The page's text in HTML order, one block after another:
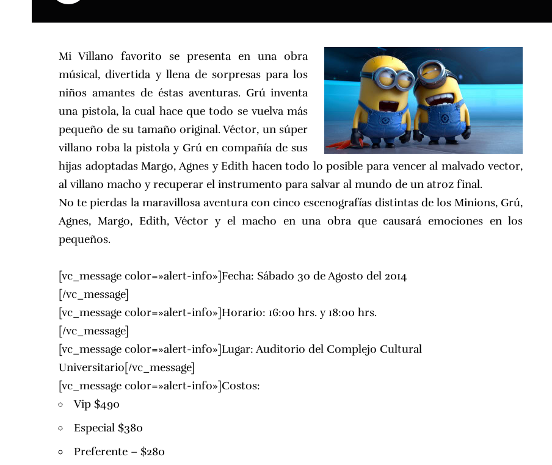
Mi Villano favorito se presenta en una obra
músical, divertida y llena de sorpresas para los
niños amantes de éstas aventuras. Grú inventa
una pistola, la cual hace que todo se vuelva más
pequeño de su tamaño original. Véctor, un súper
villano roba la pistola y Grú en compañía de sus
hijas adoptadas Margo, Agnes y Edith hacen todo lo posible para vencer al malvado vector,
al villano macho y recuperar el instrumento para salvar al mundo de un atroz final.
No te pierdas la maravillosa aventura con cinco escenografías distintas de los Minions, Grú,
Agnes, Margo, Edith, Véctor y el macho en una obra que causará emociones en los
pequeños.
[vc_message color=»alert-info»]Fecha: Sábado 30 de Agosto del 2014
[/vc_message]
[vc_message color=»alert-info»]Horario: 16:00 hrs. y 18:00 hrs.
[/vc_message]
[vc_message color=»alert-info»]Lugar:Auditorio del Complejo Cultural
Universitario[/vc_message]
[vc_message color=»alert-info»]Costos:
Vip $490
Especial $380
Preferente – $280